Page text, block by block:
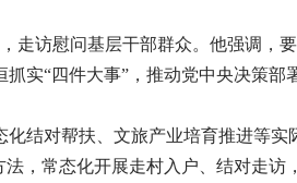
走访慰问基层干部群众。他强调，
实“四件大事”，推动党中央决策部
结对帮扶、文旅产业培育推进等
，常态化开展走村入户、结对走